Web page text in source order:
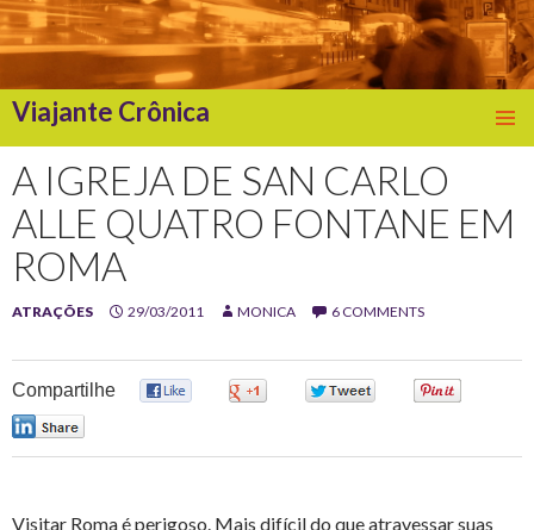
Viajante Crônica
TO
CONTENT
A IGREJA DE SAN CARLO
ALLE QUATRO FONTANE EM
ROMA
ATRAÇÕES 29/03/2011 MONICA 6 COMMENTS
Compartilhe
Visitar Roma é perigoso. Mais difícil do que atravessar suas